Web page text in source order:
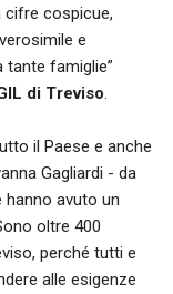
cifre cospicue,
e
famiglie”
di Treviso.
il Paese e anche
Gagliardi - da
hanno avuto un
oltre 400
perché tutti e
alle esigenze